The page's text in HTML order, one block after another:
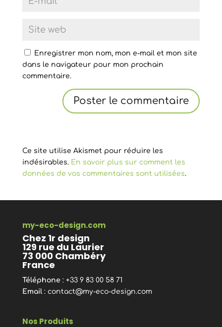
Enregistrer mon nom, mon e-mail et mon site
dans le navigateur pour mon prochain
commentaire.
Ce site utilise Akismet pour réduire les
indésirables. En savoir plus sur comment les
données de vos commentaires sont utilisées.
my-eco-design.com
Chez 1r design
129 rue du Laurier
73 000 Chambéry
France
Téléphone : +33 9 83 00 58 71
Email: contact@my-eco-design.com
Nos Produits